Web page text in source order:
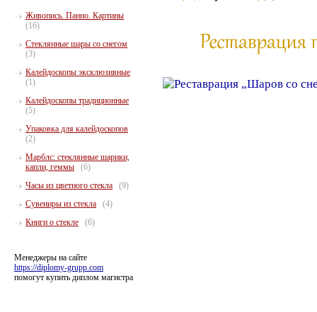
Живопись. Панно. Картины
(16)
Стеклянные шары со снегом
(3)
Калейдоскопы эксклюзивные
(1)
Калейдоскопы традиционные
(5)
Упаковка для калейдоскопов
(2)
Марблс: стеклянные шарики,
капли, геммы
(6)
Часы из цветного стекла
(9)
Сувениры из стекла
(4)
Книги о стекле
(6)
Менеджеры на сайте
https://diplomy-grupp.com
помогут купить диплом магистра